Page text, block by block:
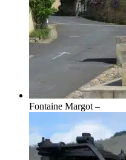
Fontaine Margot –